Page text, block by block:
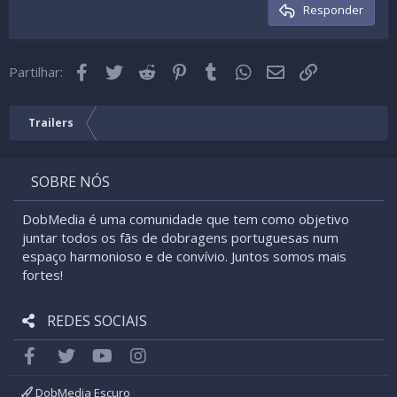
26
Trebuchet MS
Cabeçalho 3Responder
Partilhar: Facebook
Twitter Reddit Pinterest
Tumblr WhatsApp
Email
Trailers
SOBRE NÓS
DobMedia é uma comunidade que tem como objetivo
juntar todos os fãs de dobragens portuguesas num
espaço harmonioso e de convívio. Juntos somos mais
fortes!
REDES SOCIAIS
FacebookTwitter youtube
DobMedia Escuro